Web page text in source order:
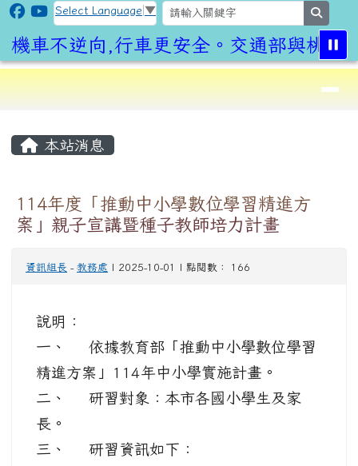
跳至主內容區
CLPS Site
Select Language ▼
機車不逆向,行車更安全。交通部與桃園
⏸
導覽列
本站消息
114年度「推動中小學數位學習精進方
案」親子宣講暨種子教師培力計畫
資訊組長 - 教務處 | 2025-10-01 | 點閱數： 166
說明：
一、 依據教育部「推動中小學數位學習
精進方案」114年中小學實施計畫。
二、 研習對象：本市各國小學生及家
長。
三、 研習資訊如下：